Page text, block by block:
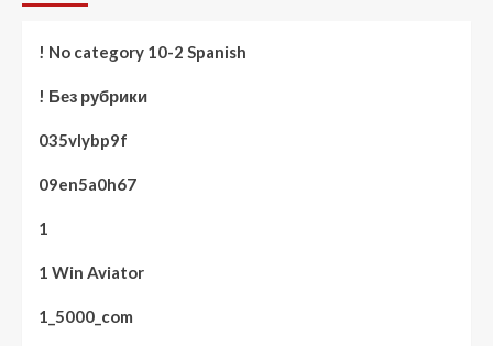
! No category 10-2 Spanish
! Без рубрики
035vlybp9f
09en5a0h67
1
1 Win Aviator
1_5000_com